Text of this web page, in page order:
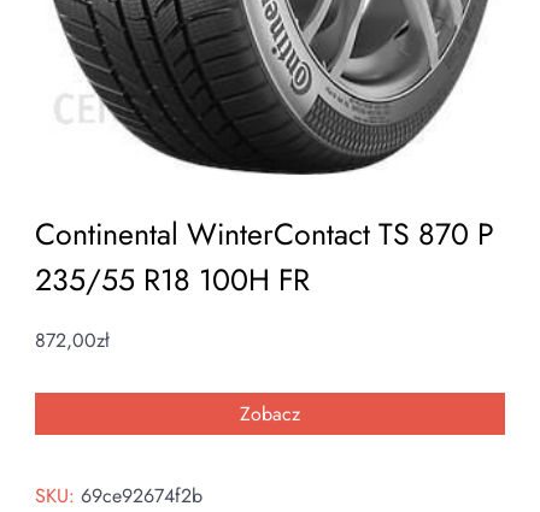
Continental WinterContact TS 870 P
235/55 R18 100H FR
872,00zł
Zobacz
SKU: 69ce92674f2b